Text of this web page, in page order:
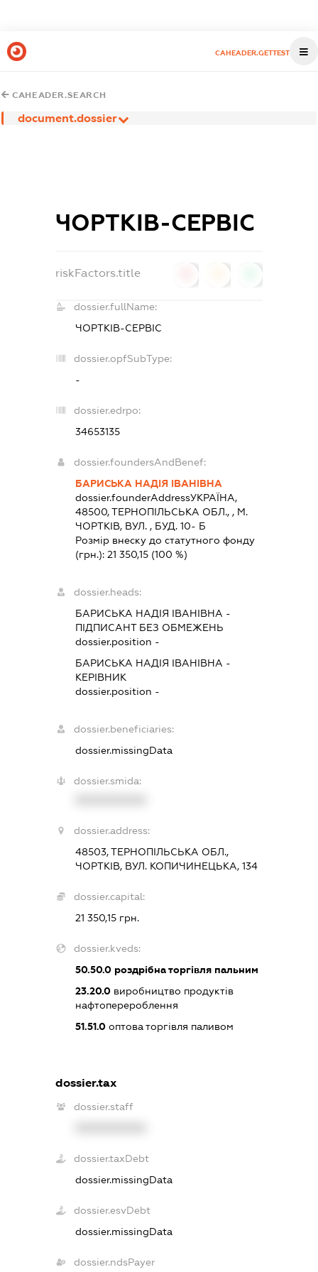
CAHEADER.GETTEST
CAHEADER.SEARCH
document.dossier
ЧОРТКІВ-СЕРВІС
riskFactors.title
dossier.fullName:
ЧОРТКІВ-СЕРВІС
dossier.opfSubType:
-
dossier.edrpo:
34653135
dossier.foundersAndBenef:
БАРИСЬКА НАДІЯ ІВАНІВНА
dossier.founderAddressУКРАЇНА,
48500, ТЕРНОПIЛЬСЬКА ОБЛ., , М.
ЧОРТКIВ, ВУЛ. , БУД. 10- Б
Розмір внеску до статутного фонду
(грн.):21 350,15 (100 %)
dossier.heads:
БАРИСЬКА НАДІЯ ІВАНІВНА -
ПІДПИСАНТБЕЗ ОБМЕЖЕНЬ
dossier.position -
БАРИСЬКА НАДІЯ ІВАНІВНА -
КЕРІВНИК
dossier.position -
dossier.beneficiaries:
dossier.missingData
dossier.smida:
dossier.address:
48503, ТЕРНОПІЛЬСЬКА ОБЛ.,
ЧОРТКІВ, ВУЛ. КОПИЧИНЕЦЬКА, 134
dossier.capital:
21 350,15 грн.
dossier.kveds:
50.50.0 роздрібна торгівля пальним
23.20.0 виробництво продуктів
нафтоперероблення
51.51.0 оптова торгівля паливом
dossier.tax
dossier.staff
dossier.taxDebt
dossier.missingData
dossier.esvDebt
dossier.missingData
dossier.ndsPayer